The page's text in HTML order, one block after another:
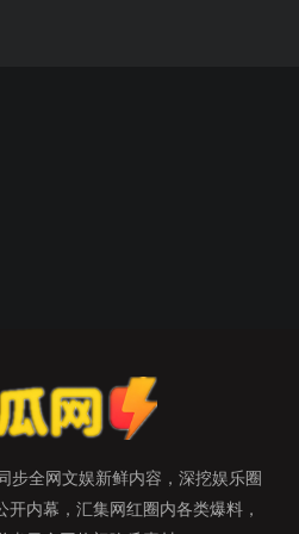
步全网文娱新鲜内容，深挖娱乐圈
开内幕，汇集网红圈内各类爆料，